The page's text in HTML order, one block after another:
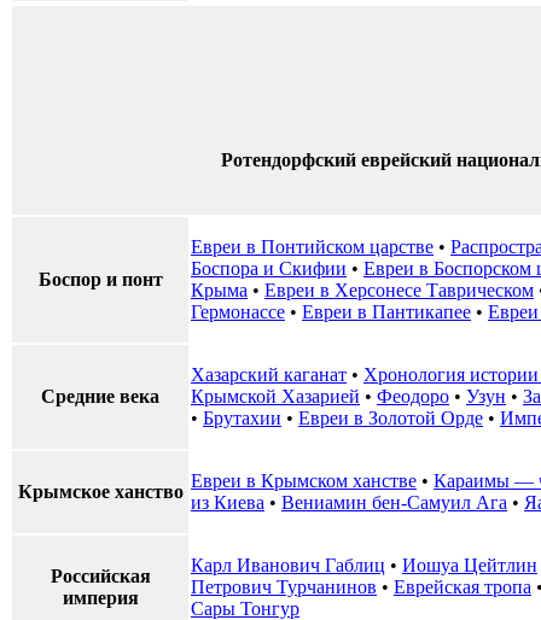
Ротендорфский еврейский
Боспор и понт
Евреи в Понтийском царстве •
Боспора и Скифии • Евреи в Боспорском
Крыма • Евреи в Херсонесе Таврическом
Гермонассе • Евреи в Пантикапее •
Средние века
Хазарский каганат • Хронология истории
Крымской Хазарией • Феодоро • Узун •
• Брутахии • Евреи в Золотой Орде •
Крымское ханство
Евреи в Крымском ханстве • Караимы —
из Киева • Вениамин бен-Самуил Ага •
Российская
империя
Карл Иванович Габлиц • Иошуа Цейтлин
Петрович Турчанинов • Еврейская тропа
Сары Тонгур